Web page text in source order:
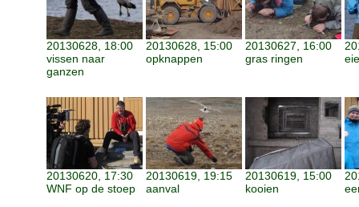
20130628, 18:00
vissen naar
ganzen
20130628, 15:00
opknappen
20130627, 16:00
gras ringen
20130620, 17:30
WNF op de stoep
20130619, 19:15
aanval
20130619, 15:00
kooien